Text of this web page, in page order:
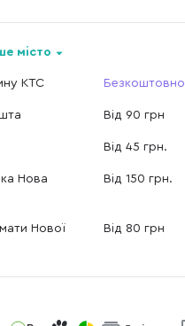
місто
КТС Безкоштовно
Від 90 грн
Від 45 грн.
Нова
Від 150 грн.
Нової
Від 80 грн